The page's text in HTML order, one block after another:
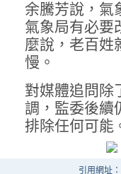
余騰芳說，氣
氣象局有必要
麼說，老百姓
慢。
對媒體追問除
調，監委後續
排除任何可能
引用網址